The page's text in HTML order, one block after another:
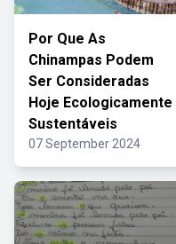
Por Que As
Chinampas Podem
Ser Consideradas
Hoje Ecologicamente
Sustentáveis
07 September 2024